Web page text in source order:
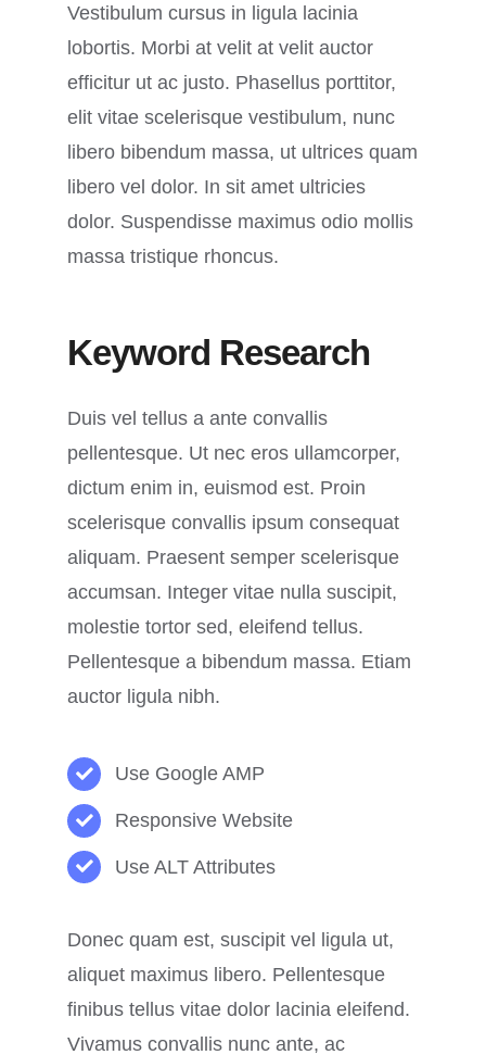
Vestibulum cursus in ligula lacinia
lobortis. Morbi at velit at velit auctor
efficitur ut ac justo. Phasellus porttitor,
elit vitae scelerisque vestibulum, nunc
libero bibendum massa, ut ultrices quam
libero vel dolor. In sit amet ultricies
dolor. Suspendisse maximus odio mollis
massa tristique rhoncus.
Keyword Research
Duis vel tellus a ante convallis
pellentesque. Ut nec eros ullamcorper,
dictum enim in, euismod est. Proin
scelerisque convallis ipsum consequat
aliquam. Praesent semper scelerisque
accumsan. Integer vitae nulla suscipit,
molestie tortor sed, eleifend tellus.
Pellentesque a bibendum massa. Etiam
auctor ligula nibh.
Use Google AMP
Responsive Website
Use ALT Attributes
Donec quam est, suscipit vel ligula ut,
aliquet maximus libero. Pellentesque
finibus tellus vitae dolor lacinia eleifend.
Vivamus convallis nunc ante, ac